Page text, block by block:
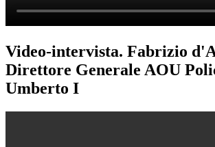
Video-intervista. Fabrizio
Direttore Generale AOU
Umberto I